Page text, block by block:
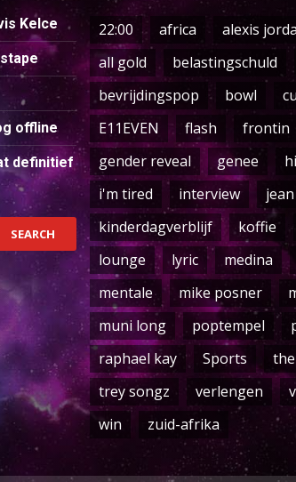
Kelce
offline
definitief
22:00 africa alexis
all gold
belastingschuld
bevrijdingspop
bowl
E11EVEN
flash frontin
gender reveal
genee
i'm tired
interview jean
kinderdagverblijf
koffie
lounge
lyric medina
mentale
mike posner
muni long
poptempel
raphael kay
Sports
trey songz
verlengen
win
zuid-afrika